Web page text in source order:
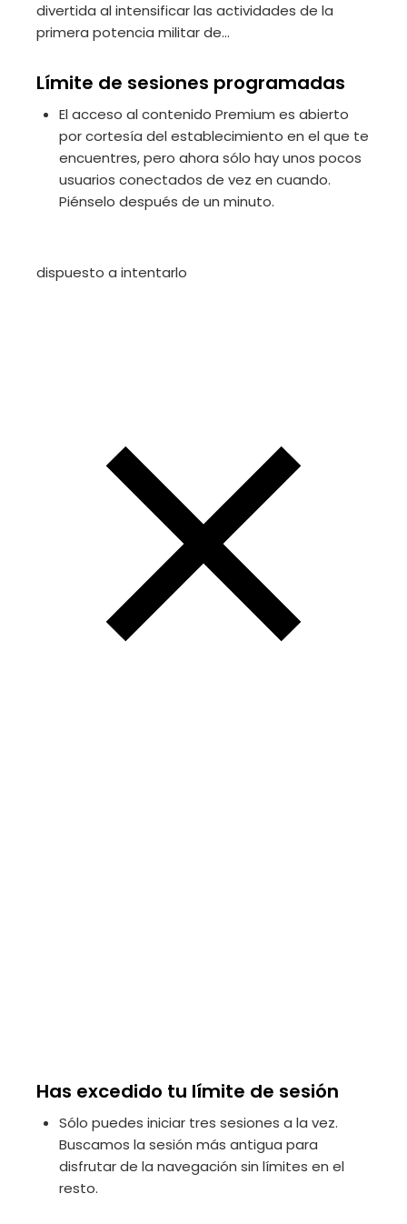
divertida al intensificar las actividades de la
primera potencia militar de…
Límite de sesiones programadas
El acceso al contenido Premium es abierto
por cortesía del establecimiento en el que te
encuentres, pero ahora sólo hay unos pocos
usuarios conectados de vez en cuando.
Piénselo después de un minuto.
dispuesto a intentarlo
Has excedido tu límite de sesión
Sólo puedes iniciar tres sesiones a la vez.
Buscamos la sesión más antigua para
disfrutar de la navegación sin límites en el
resto.